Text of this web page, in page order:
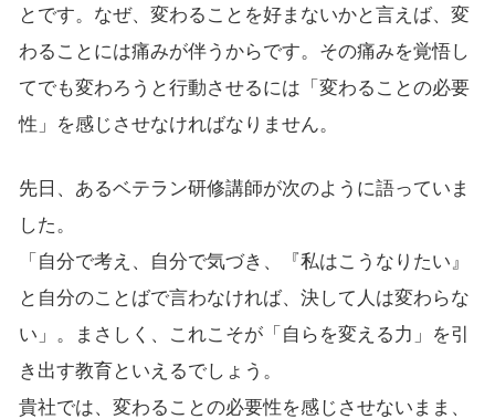
とです。なぜ、変わることを好まないかと言えば、変
わることには痛みが伴うからです。その痛みを覚悟し
てでも変わろうと行動させるには「変わることの必要
性」を感じさせなければなりません。
先日、あるベテラン研修講師が次のように語っていま
した。
「自分で考え、自分で気づき、『私はこうなりたい』
と自分のことばで言わなければ、決して人は変わらな
い」。まさしく、これこそが「自らを変える力」を引
き出す教育といえるでしょう。
貴社では、変わることの必要性を感じさせないまま、